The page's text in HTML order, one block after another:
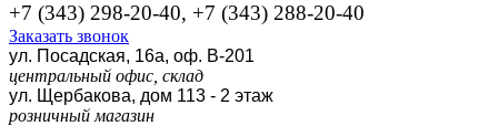
+7 (343) 298-20-40, +7 (343) 288-20-40
Заказать звонок
ул. Посадская, 16а, оф. В-201
центральный офис, склад
ул. Щербакова, дом 113 - 2 этаж
розничный магазин